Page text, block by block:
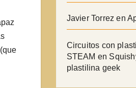
Javier Torrez en
Circuitos con
STEAM en
plastilina geek